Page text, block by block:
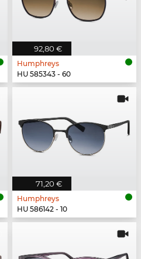
92,80 €
Humphreys
HU 585343 - 60
71,20 €
Humphreys
HU 586142 - 10